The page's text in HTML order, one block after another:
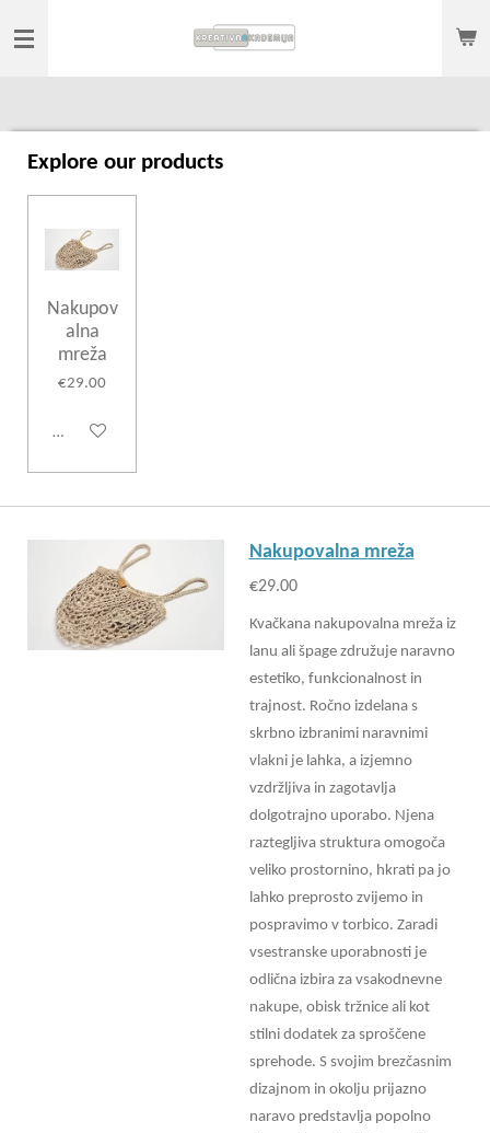
to
Explore our products
Nakupov
alna
mreža
€29.00
Add to cart
Nakupovalna mreža
€29.00
Kvačkana nakupovalna mreža iz
lanu ali špage združuje naravno
estetiko, funkcionalnost in
trajnost. Ročno izdelana s
skrbno izbranimi naravnimi
vlakni je lahka, a izjemno
vzdržljiva in zagotavlja
dolgotrajno uporabo. Njena
raztegljiva struktura omogoča
veliko prostornino, hkrati pa jo
lahko preprosto zvijemo in
pospravimo v torbico. Zaradi
vsestranske uporabnosti je
odlična izbira za vsakodnevne
nakupe, obisk tržnice ali kot
stilni dodatek za sproščene
sprehode. S svojim brezčasnim
dizajnom in okolju prijazno
naravo predstavlja popolno